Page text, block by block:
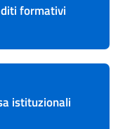
formativi
istituzionali